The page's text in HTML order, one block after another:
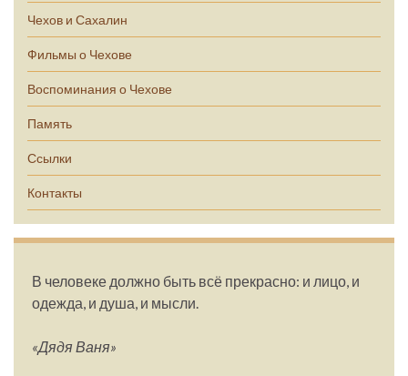
Чехов и Сахалин
Фильмы о Чехове
Воспоминания о Чехове
Память
Ссылки
Контакты
В человеке должно быть всё прекрасно: и лицо, и
одежда, и душа, и мысли.
«Дядя Ваня»